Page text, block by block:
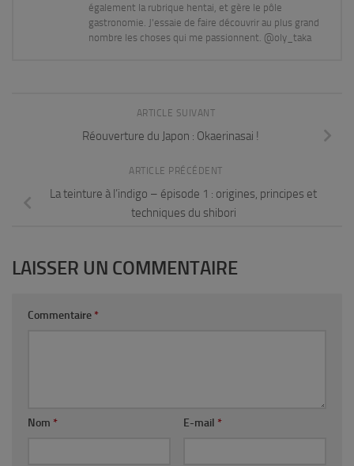
également la rubrique hentai, et gère le pôle
gastronomie. J'essaie de faire découvrir au plus grand
nombre les choses qui me passionnent. @oly_taka
ARTICLE SUIVANT
Réouverture du Japon : Okaerinasai !
ARTICLE PRÉCÉDENT
La teinture à l’indigo – épisode 1 : origines, principes et
techniques du shibori
LAISSER UN COMMENTAIRE
Commentaire *
Nom * E-mail *